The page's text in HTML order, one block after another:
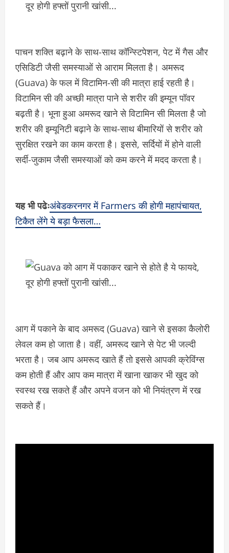
पाचन शक्ति बढ़ाने के साथ-साथ कॉन्स्टिपेशन, पेट में गैस और
एसिडिटी जैसी समस्याओं से आराम मिलता है। अमरूद
(Guava) के फल में विटामिन-सी की मात्रा हाई रहती है।
विटामिन सी की अच्छी मात्रा पाने से शरीर की इम्यून पॉवर
बढ़ती है। भूना हुआ अमरूद खाने से विटामिन सी मिलता है जो
शरीर की इम्यूनिटी बढ़ाने के साथ-साथ बीमारियों से शरीर को
सुरक्षित रखने का काम करता है। इससे, सर्दियों में होने वाली
सर्दी-जुकाम जैसी समस्याओं को कम करने में मदद करता है।
यह भी पढेःअंबेडकरनगर में Farmers की होगी महापंचायत,
टिकैत लेंगे ये बड़ा फैसला…
आग में पकाने के बाद अमरूद (Guava) खाने से इसका कैलोरी
लेवल कम हो जाता है। वहीं, अमरूद खाने से पेट भी जल्दी
भरता है। जब आप अमरूद खाते हैं तो इससे आपकी क्रेविंग्स
कम होती हैं और आप कम मात्रा में खाना खाकर भी खुद को
स्वस्थ रख सकते हैं और अपने वजन को भी नियंत्रण में रख
सकते हैं।